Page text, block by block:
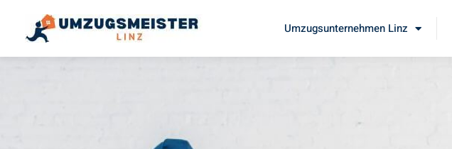
Umzugsunternehmen Linz